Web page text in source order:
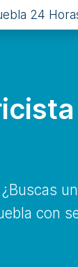
¿Buscas un
con